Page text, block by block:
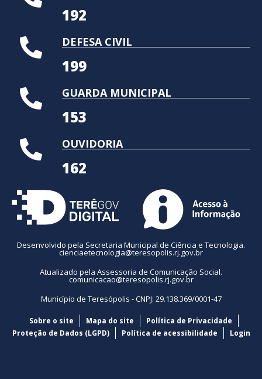
192
DEFESA CIVIL
199
GUARDA MUNICIPAL
153
OUVIDORIA
162
Desenvolvido pela Secretaria Municipal de Ciência e Tecnologia.
cienciaetecnologia@teresopolis.rj.gov.br
Atualizado pela Assessoria de Comunicação Social.
comunicacao@teresopolis.rj.gov.br
Município de Teresópolis - CNPJ: 29.138.369/0001-47
Sobre o site Mapa do site
Política de Privacidade
Proteção de Dados (LGPD)
Política de acessibilidade Login